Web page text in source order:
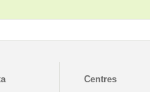
Centres